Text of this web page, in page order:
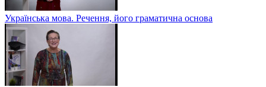
Українська мова. Речення, його граматична основа